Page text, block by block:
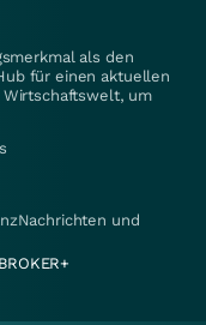
als den
für einen aktuellen
um
und